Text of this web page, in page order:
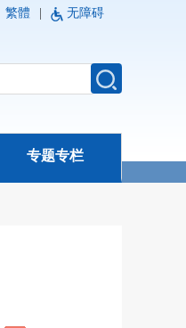
繁體 无障碍
专题专栏